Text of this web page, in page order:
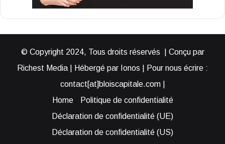
© Copyright 2024, Tous droits réservés | Conçu par
Richest Media | Hébergé par Ionos | Pour nous écrire :
contact[at]bloiscapitale.com |
Home
Politique de confidentialité
Déclaration de confidentialité (UE)
Déclaration de confidentialité (US)